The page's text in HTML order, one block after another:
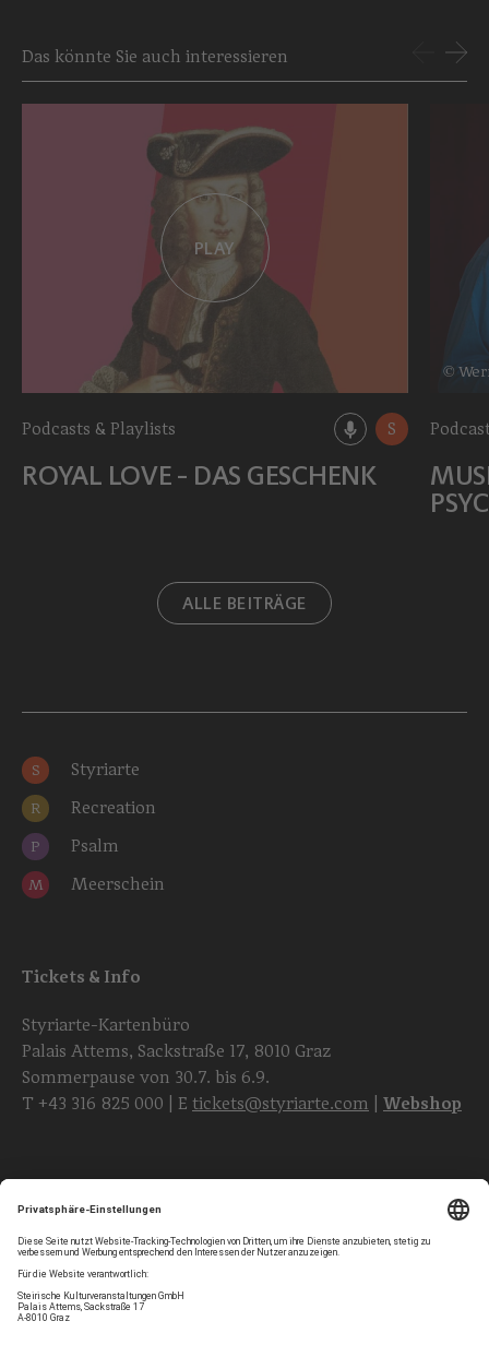
Das könnte Sie auch interessieren
PLAY
Podcasts & Playlists S
ROYAL LOVE - DAS GESCHENK
©
ALLE BEITRÄGE
S Styriarte
R Recreation
P Psalm
M Meerschein
Tickets & Info
Styriarte-Kartenbüro
Palais Attems, Sackstraße 17, 8010 Graz
Sommerpause von 30.7. bis 6.9.
T +43 316 825 000 | E tickets@styriarte.com Webshop
Privatsphären-Einstellungen